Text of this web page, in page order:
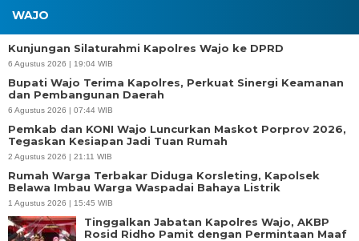
WAJO
Kunjungan Silaturahmi Kapolres Wajo ke DPRD
6 Agustus 2026 | 19:04 WIB
Bupati Wajo Terima Kapolres, Perkuat Sinergi Keamanan
dan Pembangunan Daerah
6 Agustus 2026 | 07:44 WIB
Pemkab dan KONI Wajo Luncurkan Maskot Porprov 2026,
Tegaskan Kesiapan Jadi Tuan Rumah
2 Agustus 2026 | 21:11 WIB
Rumah Warga Terbakar Diduga Korsleting, Kapolsek
Belawa Imbau Warga Waspadai Bahaya Listrik
1 Agustus 2026 | 15:45 WIB
Tinggalkan Jabatan Kapolres Wajo, AKBP
Rosid Ridho Pamit dengan Permintaan Maaf